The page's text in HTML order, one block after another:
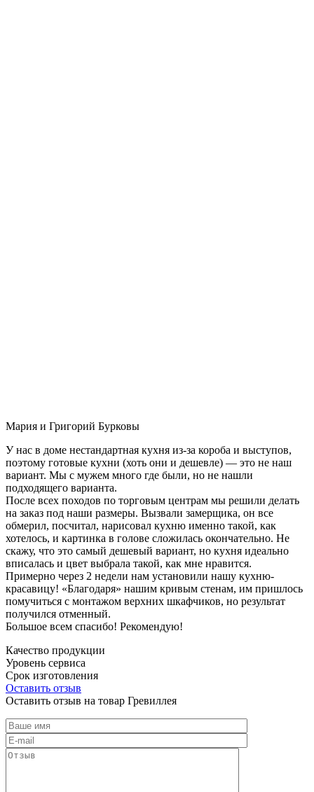
Мария и Григорий Бурковы
У нас в доме нестандартная кухня из-за короба и выступов,
поэтому готовые кухни (хоть они и дешевле) — это не наш
вариант. Мы с мужем много где были, но не нашли
подходящего варианта.
После всех походов по торговым центрам мы решили делать
на заказ под наши размеры. Вызвали замерщика, он все
обмерил, посчитал, нарисовал кухню именно такой, как
хотелось, и картинка в голове сложилась окончательно. Не
скажу, что это самый дешевый вариант, но кухня идеально
вписалась и цвет выбрала такой, как мне нравится.
Примерно через 2 недели нам установили нашу кухню-
красавицу! «Благодаря» нашим кривым стенам, им пришлось
помучиться с монтажом верхних шкафчиков, но результат
получился отменный.
Большое всем спасибо! Рекомендую!
Качество продукции
Уровень сервиса
Срок изготовления
Оставить отзыв
Оставить отзыв на товар Гревиллея